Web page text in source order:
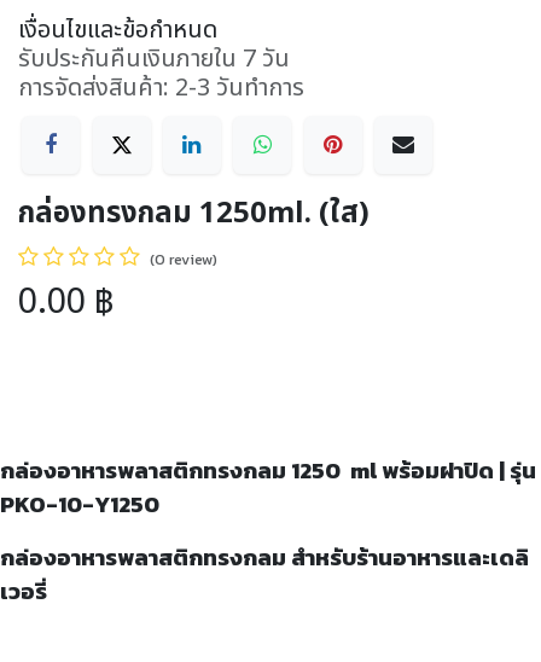
เงื่อนไขและข้อกำหนด
รับประกันคืนเงินภายใน 7 วัน
การจัดส่งสินค้า: 2-3 วันทำการ
กล่องทรงกลม 1250ml. (ใส)
(0 review)
0.00 ฿
กล่องอาหารพลาสติกทรงกลม 1250 ml พร้อมฝาปิด | รุ่น
PKO-10-Y1250
กล่องอาหารพลาสติกทรงกลม สำหรับร้านอาหารและเดลิ
เวอรี่